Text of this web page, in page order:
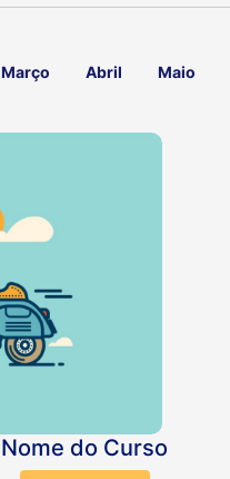
Março Abril Maio
Nome do Curso